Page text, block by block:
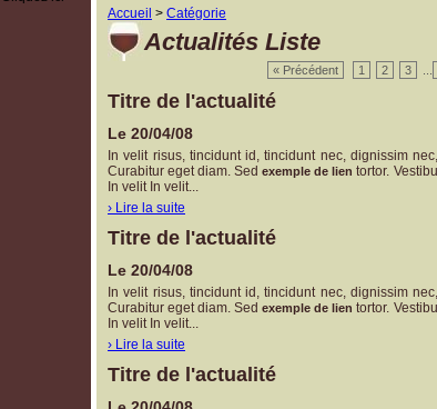
Accueil > Catégorie
Actualités Liste
« Précédent 1 2 3
Titre de l'actualité
Le 20/04/08
In velit risus, tincidunt id, tincidunt nec, dignissim
Curabitur eget diam. Sedexemple de lien tortor.
In velit In velit...
› Lire la suite
Titre de l'actualité
Le 20/04/08
In velit risus, tincidunt id, tincidunt nec, dignissim
Curabitur eget diam. Sedexemple de lien tortor.
In velit In velit...
› Lire la suite
Titre de l'actualité